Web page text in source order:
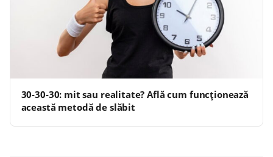
30-30-30: mit sau realitate? Află cum funcționează
această metodă de slăbit